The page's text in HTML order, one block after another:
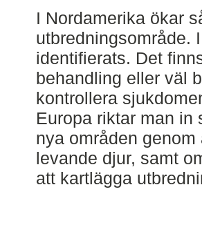
I Nordamerika ökar
utbredningsområde.
identifierats. Det
behandling eller väl
kontrollera
Europa riktar man in
nya områden
levande djur, samt
att kartlägga